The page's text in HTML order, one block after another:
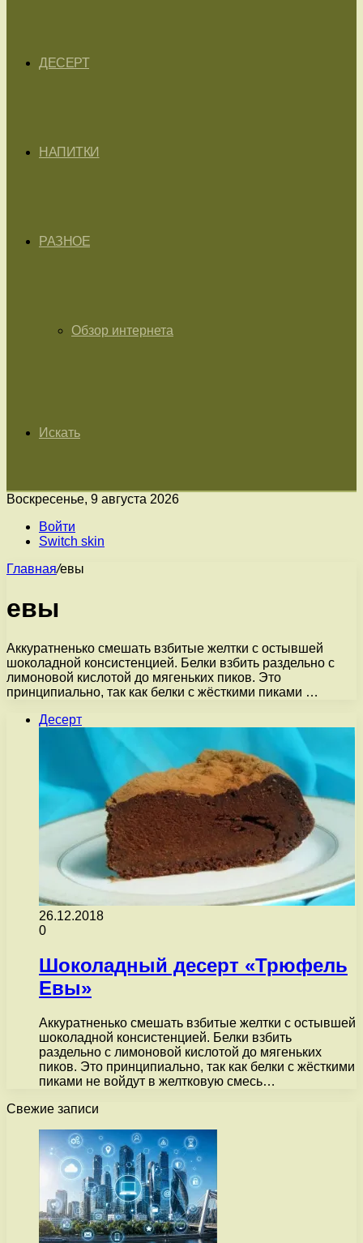
ДЕСЕРТ
НАПИТКИ
РАЗНОЕ
Обзор интернета
Искать
Воскресенье, 9 августа 2026
Войти
Switch skin
Главная/евы
евы
Аккуратненько смешать взбитые желтки с остывшей
шоколадной консистенцией. Белки взбить раздельно с
лимоновой кислотой до мягеньких пиков. Это
принципиально, так как белки с жёсткими пиками …
Десерт
26.12.2018
0
Шоколадный десерт «Трюфель
Евы»
Аккуратненько смешать взбитые желтки с остывшей
шоколадной консистенцией. Белки взбить
раздельно с лимоновой кислотой до мягеньких
пиков. Это принципиально, так как белки с жёсткими
пиками не войдут в желтковую смесь…
Свежие записи